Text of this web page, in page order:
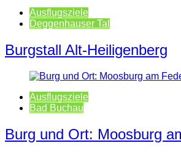
Ausflugsziele
Deggenhauser Tal
Burgstall Alt-Heiligenberg
Ausflugsziele
Bad Buchau
Burg und Ort: Moosburg